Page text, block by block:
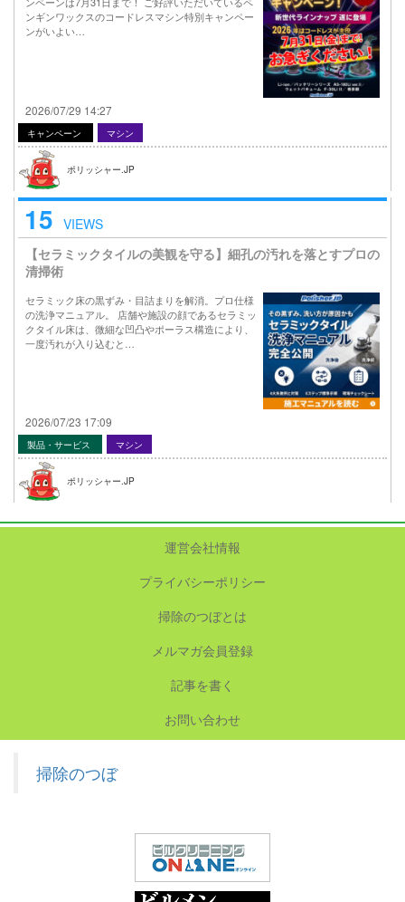
ンギンワックスのコードレスマシン特別キャンペー
ンがいよい…
2026/07/29 14:27
キャンペーン マシン
ポリッシャー.JP
15 VIEWS
【セラミックタイルの美観を守る】細孔の汚れを落とすプロの
清掃術
セラミック床の黒ずみ・目詰まりを解消。プロ仕様
の洗浄マニュアル。 店舗や施設の顔であるセラミッ
クタイル床は、微細な凹凸やポーラス構造により、
一度汚れが入り込むと…
2026/07/23 17:09
製品・サービス マシン
ポリッシャー.JP
運営会社情報
プライバシーポリシー
掃除のつぼとは
メルマガ会員登録
記事を書く
お問い合わせ
掃除のつぼ